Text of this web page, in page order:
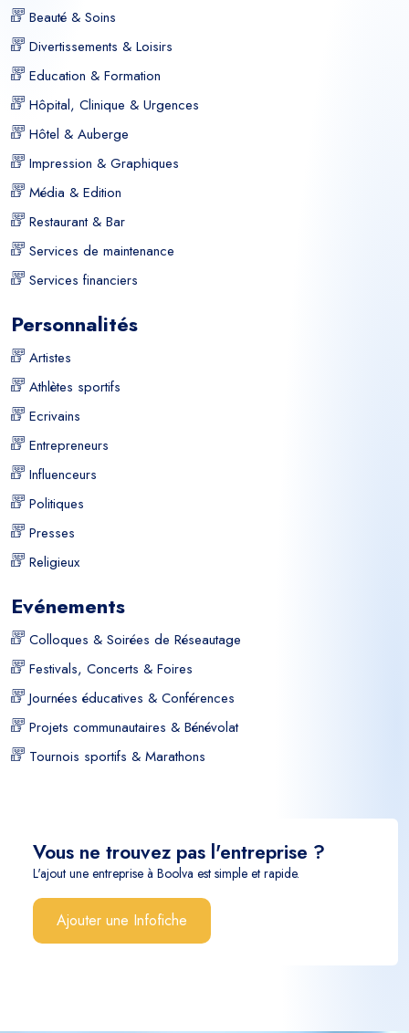
Beauté & Soins
Divertissements & Loisirs
Education & Formation
Hôpital, Clinique & Urgences
Hôtel & Auberge
Impression & Graphiques
Média & Edition
Restaurant & Bar
Services de maintenance
Services financiers
Personnalités
Artistes
Athlètes sportifs
Ecrivains
Entrepreneurs
Influenceurs
Politiques
Presses
Religieux
Evénements
Colloques & Soirées de Réseautage
Festivals, Concerts & Foires
Journées éducatives & Conférences
Projets communautaires & Bénévolat
Tournois sportifs & Marathons
Vous ne trouvez pas l'entreprise ?
L'ajout une entreprise à Boolva est simple et rapide.
Ajouter une Infofiche